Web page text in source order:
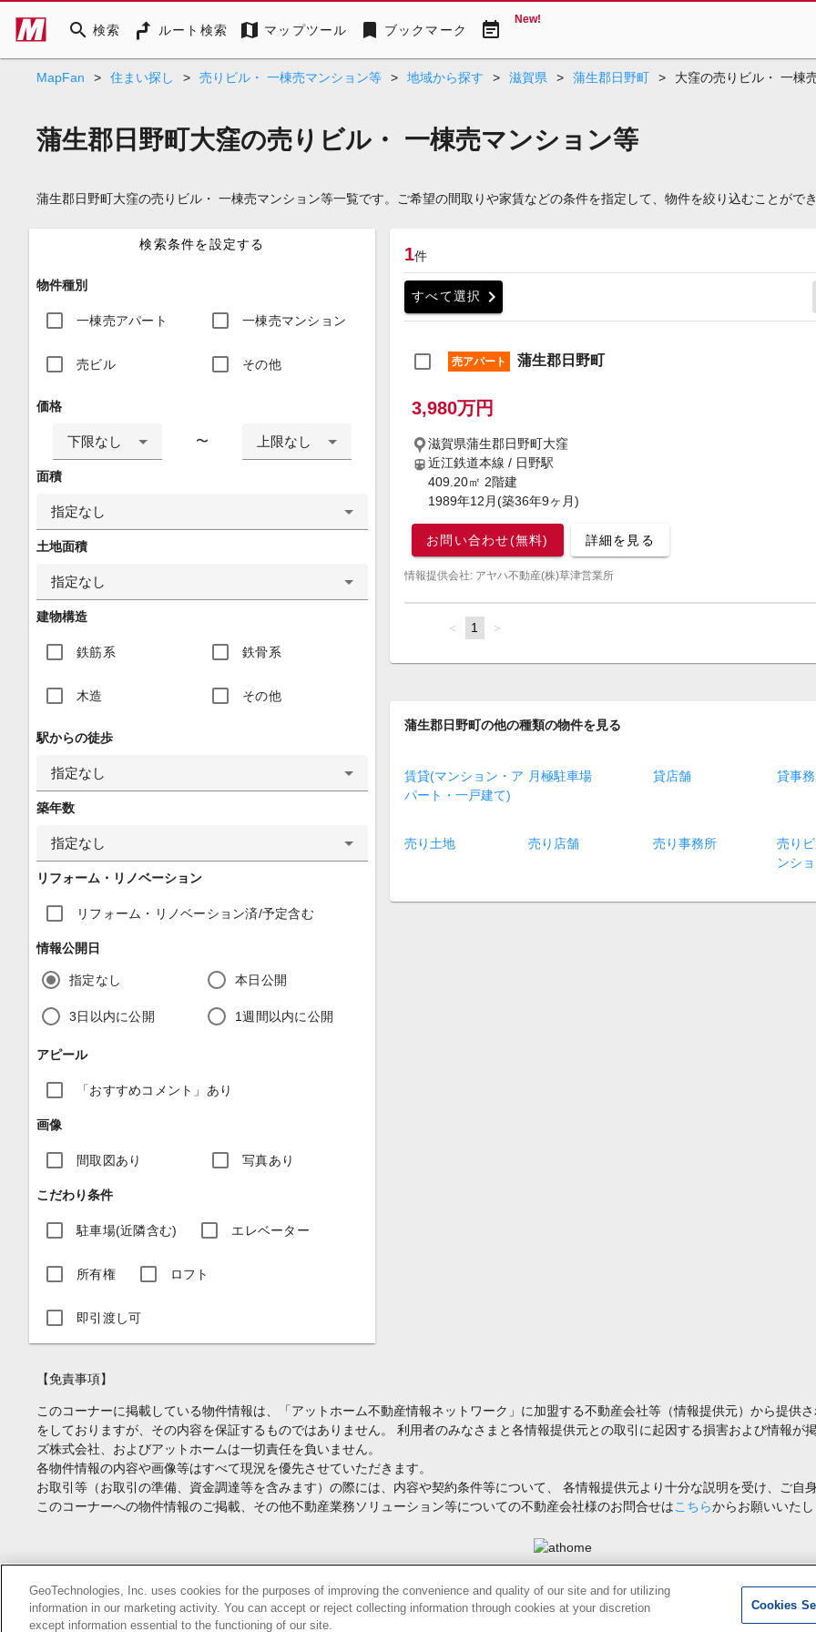
search 検索 ルート検索 map マップツール bookmark ブックマーク event_note New!
MapFan > 住まい探し > 売りビル・ 一棟売マンション等 > 地域から探す > 滋賀県 > 蒲生郡日野町 > 大窪の売りビル・ 一棟
蒲生郡日野町大窪の売りビル・ 一棟売マンション等
蒲生郡日野町大窪の売りビル・ 一棟売マンション等一覧です。ご希望の間取りや家賃などの条件を指定して、物件を絞り込むことができ
検索条件を設定する
物件種別
一棟売アパート 一棟売マンション
売ビル その他
価格
下限なし 〜 上限なし
面積
指定なし
土地面積
指定なし
建物構造
鉄筋系 鉄骨系
木造 その他
駅からの徒歩
指定なし
築年数
指定なし
リフォーム・リノベーション
リフォーム・リノベーション済/予定含む
情報公開日
指定なし 本日公開
3日以内に公開 1週間以内に公開
アピール
「おすすめコメント」あり
画像
間取図あり 写真あり
こだわり条件
駐車場(近隣含む) エレベーター
所有権 ロフト
即引渡し可
1件
すべて選択 chevron_right
売アパート 蒲生郡日野町
3,980万円
滋賀県蒲生郡日野町大窪
近江鉄道本線 / 日野駅
409.20㎡ 2階建
1989年12月(築36年9ヶ月)
お問い合わせ(無料) 詳細を見る
情報提供会社: アヤハ不動産(株)草津営業所
page
You're
page
1 page
蒲生郡日野町の他の種類の物件を見る
賃貸(マンション・ア
パート・一戸建て)
月極駐車場 貸店舗 貸事
売り土地 売り店舗 売り事務所
売り
ンシ
【免責事項】
このコーナーに掲載している物件情報は、「アットホーム不動産情報ネットワーク」に加盟する不動産会社等（情報提供元）から提供
をしておりますが、その内容を保証するものではありません。 利用者のみなさまと各情報提供元との取引に起因する損害および情報
ズ株式会社、およびアットホームは一切責任を負いません。
各物件情報の内容や画像等はすべて現況を優先させていただきます。
お取引等（お取引の準備、資金調達等を含みます）の際には、内容や契約条件等について、 各情報提供元より十分な説明を受け、ご自
このコーナーへの物件情報のご掲載、その他不動産業務ソリューション等についての不動産会社様のお問合せはこちらからお願いいたし
Copyright(c) At Home Co.,Ltd. このサイトに掲載している情報の無断転載を禁止します。著作権はアットホーム（株）またはその情報提供者に帰属します。
本ページはプロモーションが含まれています。 1
GeoTechnologies, Inc. uses cookies for the purposes of improving the convenience and quality of our site and for utilizing
information in our marketing activity. You can accept or reject collecting information through cookies at your discretion
except information essential to the functioning of our site.
Cookies